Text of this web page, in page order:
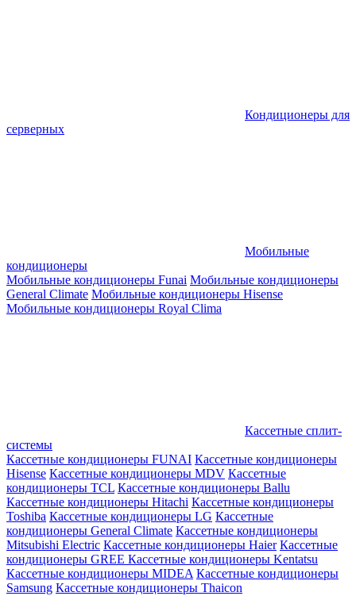
Кондиционеры для
серверных
Мобильные
кондиционеры
Мобильные кондиционеры Funai Мобильные кондиционеры
General Climate Мобильные кондиционеры Hisense
Мобильные кондиционеры Royal Clima
Кассетные сплит-
системы
Кассетные кондиционеры FUNAI Кассетные кондиционеры
Hisense Кассетные кондиционеры MDV Кассетные
кондиционеры TCL Кассетные кондиционеры Ballu
Кассетные кондиционеры Hitachi Кассетные кондиционеры
Toshiba Кассетные кондиционеры LG Кассетные
кондиционеры General Climate Кассетные кондиционеры
Mitsubishi Electric Кассетные кондиционеры Haier Кассетные
кондиционеры GREE Кассетные кондиционеры Kentatsu
Кассетные кондиционеры MIDEA Кассетные кондиционеры
Samsung Кассетные кондиционеры Thaicon